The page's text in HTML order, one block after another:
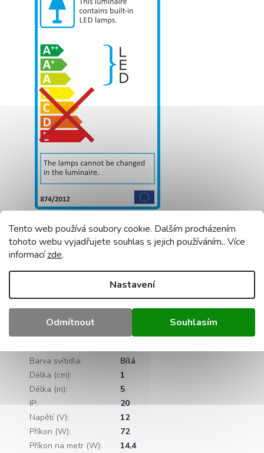
Tento web používá soubory cookie. Dalším procházením
tohoto webu vyjadřujete souhlas s jejich používáním.. Více
informacízde.
Nastavení
Odmítnout Souhlasím
Doplňkové parametry
Kategorie
0.5 kg
Výkon (W):
4500
Barva svítidla:
Bílá
Délka (cm):
1
Délka (m):
5
IP:
20
Napětí (V):
12
Příkon (W):
72
Příkon na metr (W):
14,4